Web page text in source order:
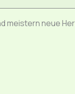
meistern neue